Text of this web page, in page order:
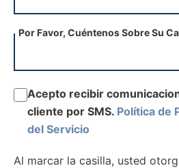
Por Favor, Cuéntenos Sobre Su
Acepto recibir
cliente por SMS. Política de
del Servicio
Al marcar la casilla, usted